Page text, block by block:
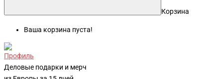
Корзина
Ваша корзина пуста!
Профиль
Деловые подарки и мерч